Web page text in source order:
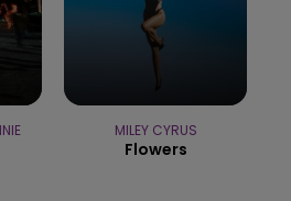
MILEY CYRUS
Flowers